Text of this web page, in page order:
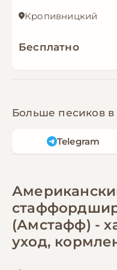
Кропивницкий
Бесплатно
Больше песиков в
Telegram
(Амстафф) -
уход,